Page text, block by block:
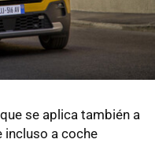
se aplica también a
incluso a coche